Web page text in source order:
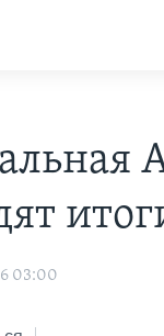
03:00